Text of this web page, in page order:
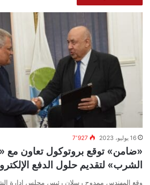
16 يوليو، 2023 7٬927
«ضامن» توقع بروتوكول تعاون مع
الشرب» لتقديم حلول الدفع
وقع المهندس ممدوح رسلان رئيس مجلس إدارة